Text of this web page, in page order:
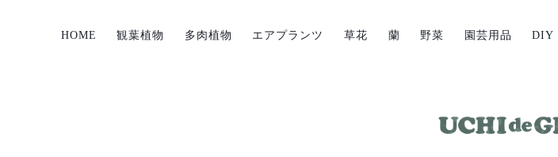
HOME 観葉植物 多肉植物 エアプランツ 草花 蘭 野菜 園芸用品 DIY